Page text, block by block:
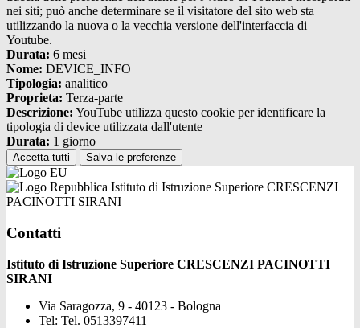
nei siti; può anche determinare se il visitatore del sito web sta
utilizzando la nuova o la vecchia versione dell'interfaccia di
Youtube.
Durata: 6 mesi
Nome: DEVICE_INFO
Tipologia: analitico
Proprieta: Terza-parte
Descrizione: YouTube utilizza questo cookie per identificare la
tipologia di device utilizzata dall'utente
Durata: 1 giorno
Accetta tutti Salva le preferenze
Istituto di Istruzione Superiore CRESCENZI
PACINOTTI SIRANI
Contatti
Istituto di Istruzione Superiore CRESCENZI PACINOTTI
SIRANI
Via Saragozza, 9 - 40123 - Bologna
Tel: Tel. 0513397411